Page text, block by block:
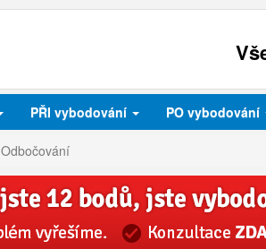
PŘI vybodování PO vybodování
Odbočování